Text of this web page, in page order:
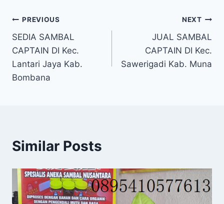
PREVIOUS
SEDIA SAMBAL
CAPTAIN DI Kec.
Lantari Jaya Kab.
Bombana
NEXT
JUAL SAMBAL
CAPTAIN DI Kec.
Sawerigadi Kab. Muna
Similar Posts